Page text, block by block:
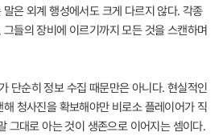
은 외계 행성에서도 크게 다르지 않다. 각종
들의 장비에 이르기까지 모든 것을 스캔하며
단순히 정보 수집 때문만은 아니다. 현실적인
청사진을 확보해야만 비로소 플레이어가 직
그대로 아는 것이 생존으로 이어지는 셈이다.